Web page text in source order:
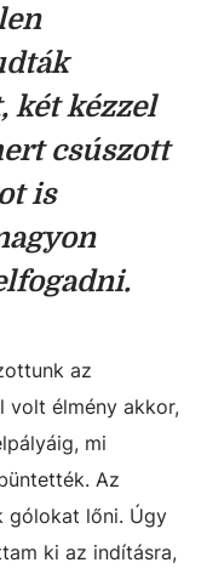
két kézzel
csúszott
is
az
volt élmény akkor,
mi
Az
gólokat lőni. Úgy
ki az indításra,